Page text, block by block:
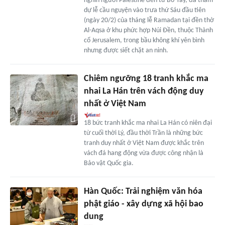
dự lễ cầu nguyện vào trưa thứ Sáu đầu tiên
(ngày 20/2) của tháng lễ Ramadan tại đền thờ
Al-Aqsa ở khu phức hợp Núi Đền, thuộc Thành
cổ Jerusalem, trong bầu không khí yên bình
nhưng được siết chặt an ninh.
Chiêm ngưỡng 18 tranh khắc ma
nhai La Hán trên vách động duy
nhất ở Việt Nam
18 bức tranh khắc ma nhai La Hán có niên đại
từ cuối thời Lý, đầu thời Trần là những bức
tranh duy nhất ở Việt Nam được khắc trên
vách đá hang động vừa được công nhận là
Bảo vật Quốc gia.
Hàn Quốc: Trải nghiệm văn hóa
phật giáo - xây dựng xã hội bao
dung